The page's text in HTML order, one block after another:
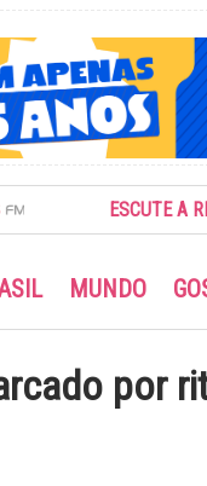
ESCUTE A REDE
MUNDO
por